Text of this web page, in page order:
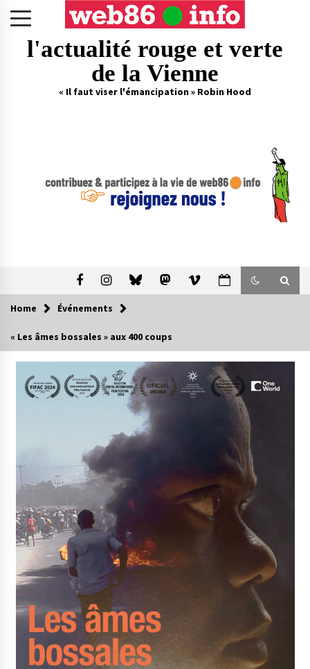
l'actualité rouge et verte
de la Vienne
« Il faut viser l'émancipation » Robin Hood
Home Événements
« Les âmes bossales » aux 400 coups